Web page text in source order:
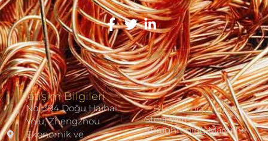
İletişim Bilgileri
No.1394 Doğu Haihai
Yolu, Zhengzhou
Ekonomik ve
Blog Öngörüleri
Steel Wire
Straightening Machine